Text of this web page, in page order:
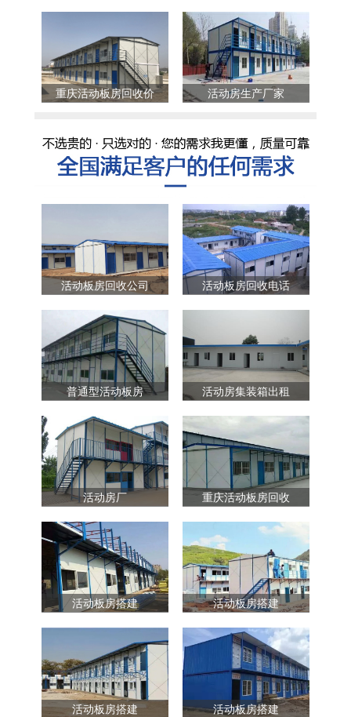
重庆活动板房回收价 活动房生产厂家
活动板房回收公司 活动板房回收电话
普通型活动板房 活动房集装箱出租
活动房厂 重庆活动板房回收
活动板房搭建 活动板房搭建
活动板房搭建 活动板房搭建